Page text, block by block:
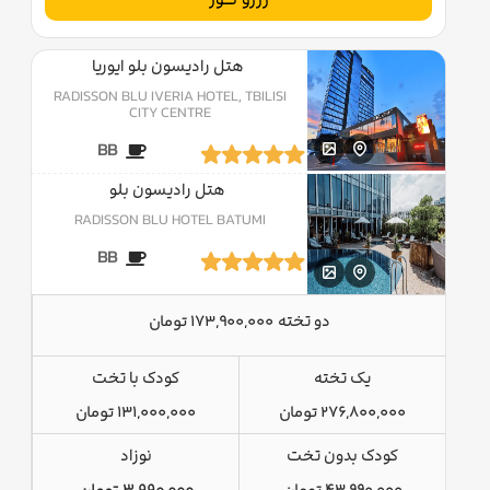
هتل رادیسون بلو ایوریا
RADISSON BLU IVERIA HOTEL, TBILISI
CITY CENTRE
BB
هتل رادیسون بلو
RADISSON BLU HOTEL BATUMI
BB
دو تخته 173,900,000 تومان
یک تخته
276,800,000 تومان
کودک با تخت
131,000,000 تومان
کودک بدون تخت نوزاد